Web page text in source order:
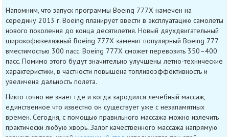
Напомним, что запуск программы Boeing 777X намечен на
середину 2013 г. Boeing планирует ввести в эксплуатацию самолеты
нового поколения до конца десятилетия. Новый двухдвигательный
широкофюзеляжный Boeing 777Х заменит популярный Boeing 777
вместимостью 300 пасс. Boeing 777Х сможет перевозить 350–400
пасс. Помимо этого будут значительно улучшены летно-технические
характеристики, в частности повышена топливоэффективность и
увеличена дальность полета.
Никто точно не знает где и когда зародился лечебный массаж,
единственное что известно он существует уже с незапамятных
времен. Сегодня, с помощью правильного массажа можно излечить
практически любую хворь. Залог качественного массажа напрямую